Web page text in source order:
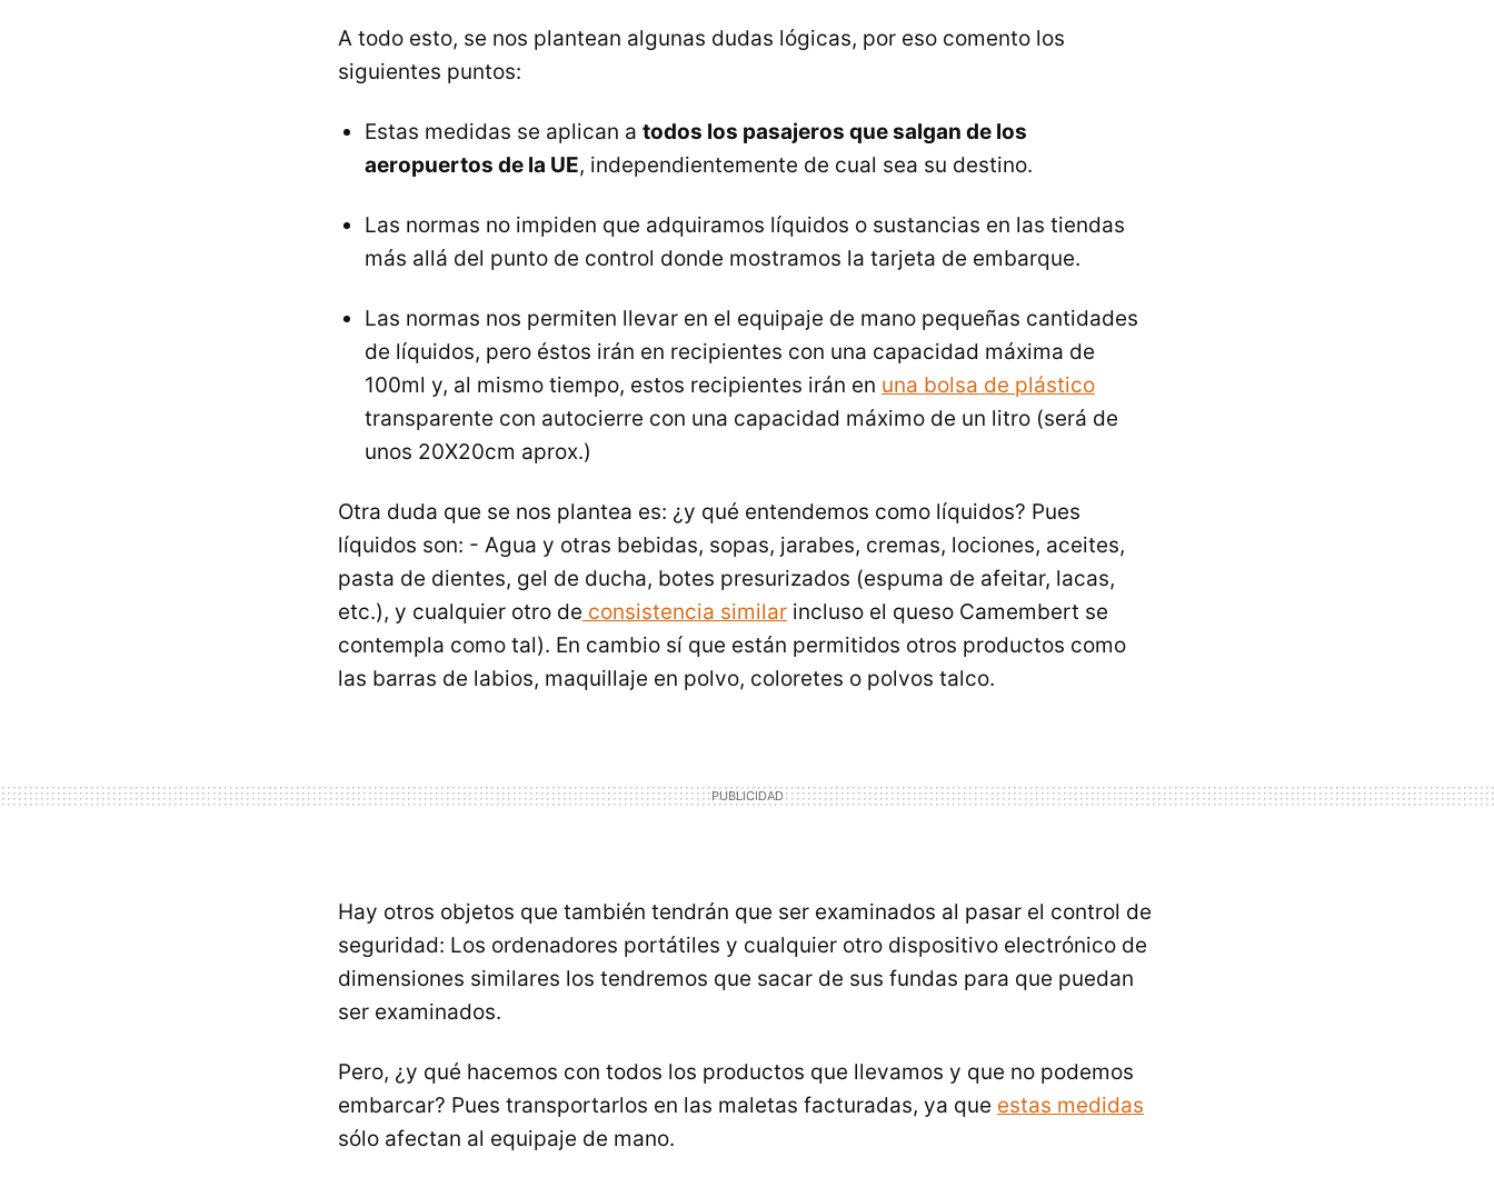
A todo esto, se nos plantean algunas dudas lógicas, por eso comento los
siguientes puntos:
Estas medidas se aplican a todos los pasajeros que salgan de los
aeropuertos de la UE, independientemente de cual sea su destino.
Las normas no impiden que adquiramos líquidos o sustancias en las tiendas
más allá del punto de control donde mostramos la tarjeta de embarque.
Las normas nos permiten llevar en el equipaje de mano pequeñas cantidades
de líquidos, pero éstos irán en recipientes con una capacidad máxima de
100ml y, al mismo tiempo, estos recipientes irán en una bolsa de plástico
transparente con autocierre con una capacidad máximo de un litro (será de
unos 20X20cm aprox.)
Otra duda que se nos plantea es: ¿y qué entendemos como líquidos? Pues
líquidos son: - Agua y otras bebidas, sopas, jarabes, cremas, lociones, aceites,
pasta de dientes, gel de ducha, botes presurizados (espuma de afeitar, lacas,
etc.), y cualquier otro de consistencia similar incluso el queso Camembert se
contempla como tal). En cambio sí que están permitidos otros productos como
las barras de labios, maquillaje en polvo, coloretes o polvos talco.
Hay otros objetos que también tendrán que ser examinados al pasar el control de
seguridad: Los ordenadores portátiles y cualquier otro dispositivo electrónico de
dimensiones similares los tendremos que sacar de sus fundas para que puedan
ser examinados.
Pero, ¿y qué hacemos con todos los productos que llevamos y que no podemos
embarcar? Pues transportarlos en las maletas facturadas, ya que estas medidas
sólo afectan al equipaje de mano.